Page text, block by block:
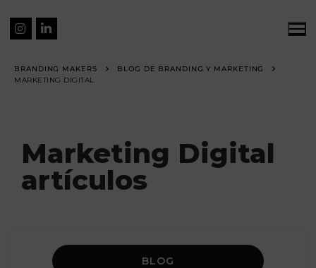
BRANDING MAKERS
BLOG DE BRANDING Y MARKETING
MARKETING DIGITAL
Marketing Digital
artículos
BLOG